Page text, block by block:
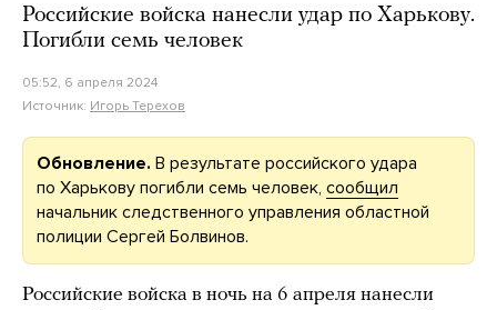
Российские войска нанесли удар по Харькову.
Погибли семь человек
05:52, 6 апреля 2024
Источник: Игорь Терехов
Обновление. В результате российского удара
по Харькову погибли семь человек, сообщил
начальник следственного управления областной
полиции Сергей Болвинов.
Российские войска в ночь на 6 апреля нанесли